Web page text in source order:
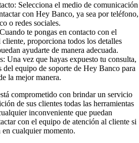
Selecciona el medio de comunicación
con Hey Banco, ya sea por teléfono,
o redes sociales.
te pongas en contacto con el
proporciona todos los detalles
ayudarte de manera adecuada.
Una vez que hayas expuesto tu consulta,
del equipo de soporte de Hey Banco para
la mejor manera.
comprometido con brindar un servicio
de sus clientes todas las herramientas
inconveniente que puedan
con el equipo de atención al cliente si
en cualquier momento.